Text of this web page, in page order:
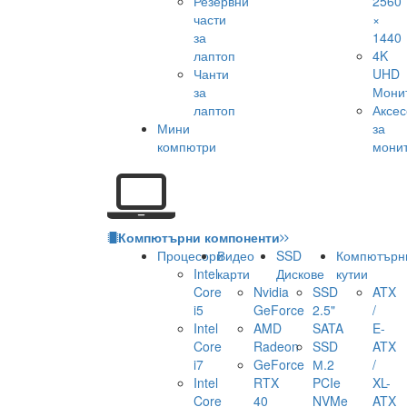
части
за
лаптоп
Чанти
за
лаптоп
Мини
компютри
×
1440
4K
UHD
за
Компютърни компоненти
Процесори
Intel
Core
i5
Intel
Core
i7
Intel
Core
Видео
карти
Nvidia
GeForce
AMD
Radeon
GeForce
RTX
40
SSD
Дискове
SSD
2.5"
SATA
SSD
М.2
PCIe
NVMe
кутии
ATX
/
E-
ATX
/
XL-
ATX